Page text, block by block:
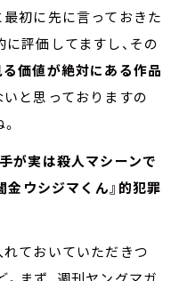
初に先に言っておきた
評価してますし、その
価値が絶対にある作品
と思っておりますの
が実は殺人マシーンで
金ウシジマくん』的犯罪
れておいていただきつ